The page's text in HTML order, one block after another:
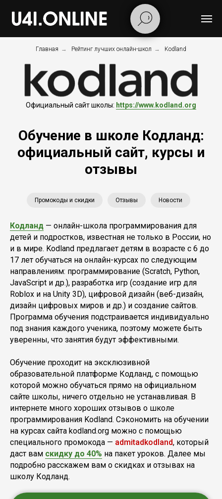
Главная → Рейтинг лучших онлайн-школ → Kodland
Официальный сайт школы: https://www.kodland.org
Обучение в школе Кодланд:
официальный сайт, курсы и
отзывы
Промокоды и скидки Отзывы Новости
Кодланд — онлайн-школа программирования для
детей и подростков, известная не только в России, но
и в мире. Kodland предлагает детям в возрасте с 6 до
17 лет обучаться на онлайн-курсах по следующим
направлениям: программирование (Scratch, Python,
JavaScript и др.), разработка игр (создание игр для
Roblox и на Unity 3D), цифровой дизайн (веб-дизайн,
дизайн цифровых миров и др.) и создание сайтов.
Программа обучения подстраивается индивидуально
под знания каждого ученика, поэтому можете быть
уверенны, что занятия будут эффективными.
Обучение проходит на эксклюзивной
образовательной платформе Кодланд, с помощью
которой можно обучаться прямо на официальном
сайте школы, ничего отдельно не устанавливая. В
интернете много хороших отзывов о школе
программирования Kodland. Сэкономить на обучении
на курсах сайта kodland.org можно с помощью
специального промокода — admitadkodland, который
даст вам скидку до 40% на пакет уроков. Далее мы
подробно расскажем вам о скидках и отзывах на
школу Кодланд.